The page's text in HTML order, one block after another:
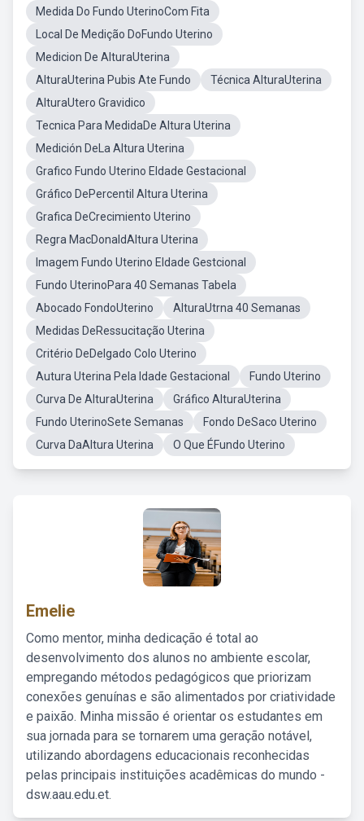
Medida Do Fundo UterinoCom Fita
Local De Medição DoFundo Uterino
Medicion De AlturaUterina
AlturaUterina Pubis Ate Fundo
Técnica AlturaUterina
AlturaUtero Gravidico
Tecnica Para MedidaDe Altura Uterina
Medición DeLa Altura Uterina
Grafico Fundo Uterino EIdade Gestacional
Gráfico DePercentil Altura Uterina
Grafica DeCrecimiento Uterino
Regra MacDonaldAltura Uterina
Imagem Fundo Uterino EIdade Gestcional
Fundo UterinoPara 40 Semanas Tabela
Abocado FondoUterino
AlturaUtrna 40 Semanas
Medidas DeRessucitação Uterina
Critério DeDelgado Colo Uterino
Autura Uterina Pela Idade Gestacional
Fundo Uterino
Curva De AlturaUterina
Gráfico AlturaUterina
Fundo UterinoSete Semanas
Fondo DeSaco Uterino
Curva DaAltura Uterina
O Que ÉFundo Uterino
Emelie
Como mentor, minha dedicação é total ao
desenvolvimento dos alunos no ambiente escolar,
empregando métodos pedagógicos que priorizam
conexões genuínas e são alimentados por criatividade
e paixão. Minha missão é orientar os estudantes em
sua jornada para se tornarem uma geração notável,
utilizando abordagens educacionais reconhecidas
pelas principais instituições acadêmicas do mundo -
dsw.aau.edu.et.